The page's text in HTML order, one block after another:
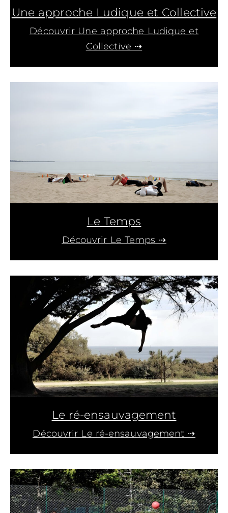
Une approche Ludique et Collective
Découvrir Une approche Ludique et
Collective ⇢
Le Temps
Découvrir Le Temps ⇢
Le ré-ensauvagement
Découvrir Le ré-ensauvagement ⇢